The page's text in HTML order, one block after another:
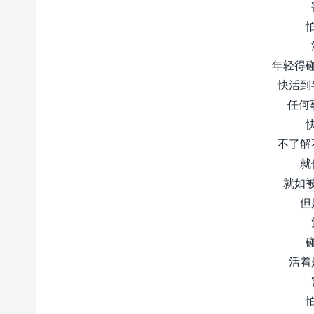
年轻得
快活
任何
不了
就
就如
但
活